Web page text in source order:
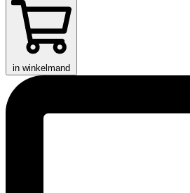
in winkelmand